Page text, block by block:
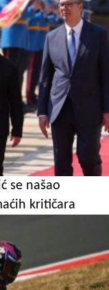
se našao
kritičara